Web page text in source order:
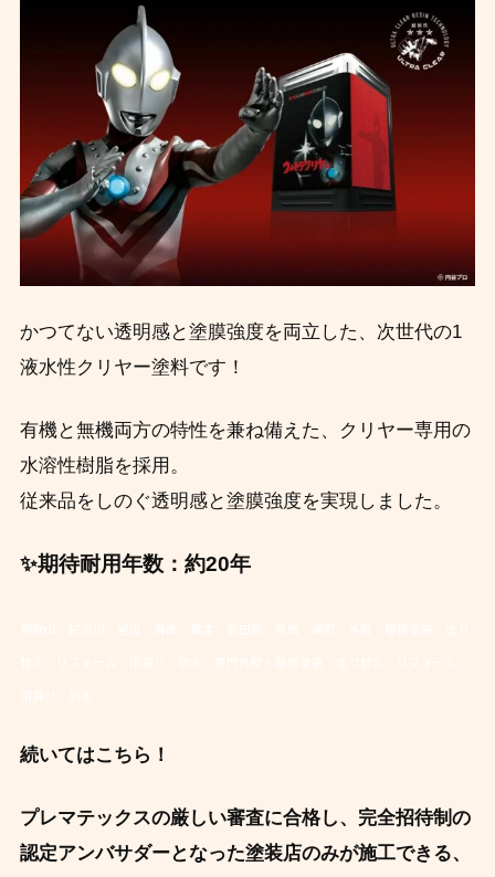
かつてない透明感と塗膜強度を両立した、次世代の1
液水性クリヤー塗料です！
有機と無機両方の特性を兼ね備えた、クリヤー専用の
水溶性樹脂を採用。
従来品をしのぐ透明感と塗膜強度を実現しました。
✨期待耐用年数：約20年
続いてはこちら！
プレマテックスの厳しい審査に合格し、 完全招待制の
認定アンバサダーとなった塗装店のみが施工できる、